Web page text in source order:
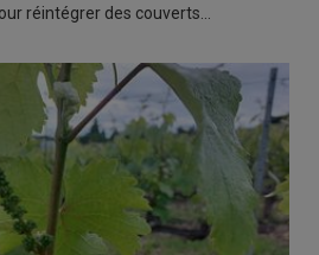
réintégrer des couverts…